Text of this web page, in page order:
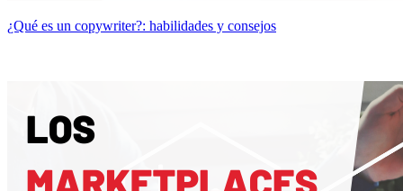
¿Qué es un copywriter?: habilidades y consejos